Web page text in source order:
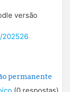
versão
202526
permanente